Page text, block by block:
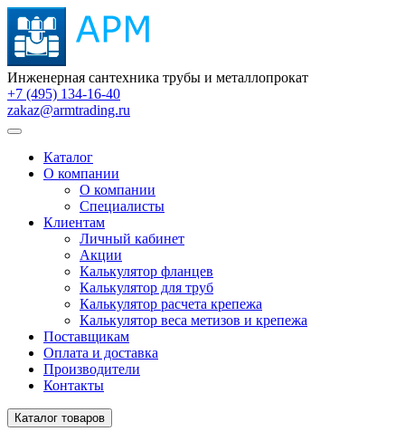
Инженерная сантехника трубы и металлопрокат
+7 (495) 134-16-40
zakaz@armtrading.ru
Каталог
О компании
О компании
Специалисты
Клиентам
Личный кабинет
Акции
Калькулятор фланцев
Калькулятор для труб
Калькулятор расчета крепежа
Калькулятор веса метизов и крепежа
Поставщикам
Оплата и доставка
Производители
Контакты
Каталог товаров